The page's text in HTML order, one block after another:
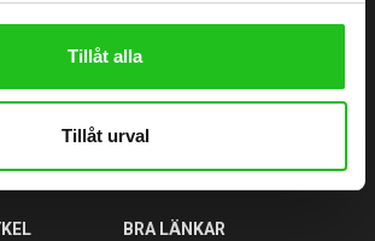
Tillåt alla
Tillåt urval
58, 446 32 Älvängen
Aktiebolag
BRA LÄNKAR